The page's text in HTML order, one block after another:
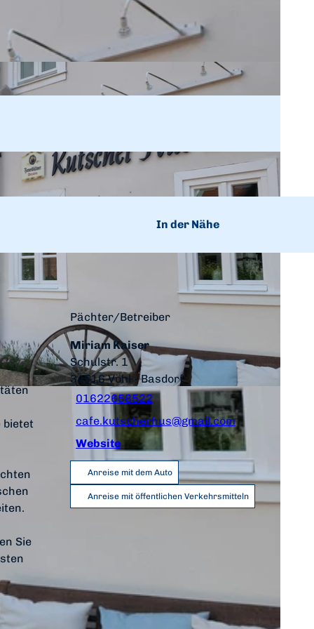
In der Nähe
bietet
Sie
Pächter/Betreiber
Miriam Kaiser
Schulstr. 1
34516Vöhl - Basdorf
01622658522
cafe.kutscherhus@gmail.com
Website
Anreise mit dem Auto
Anreise mit öffentlichen Verkehrsmitteln